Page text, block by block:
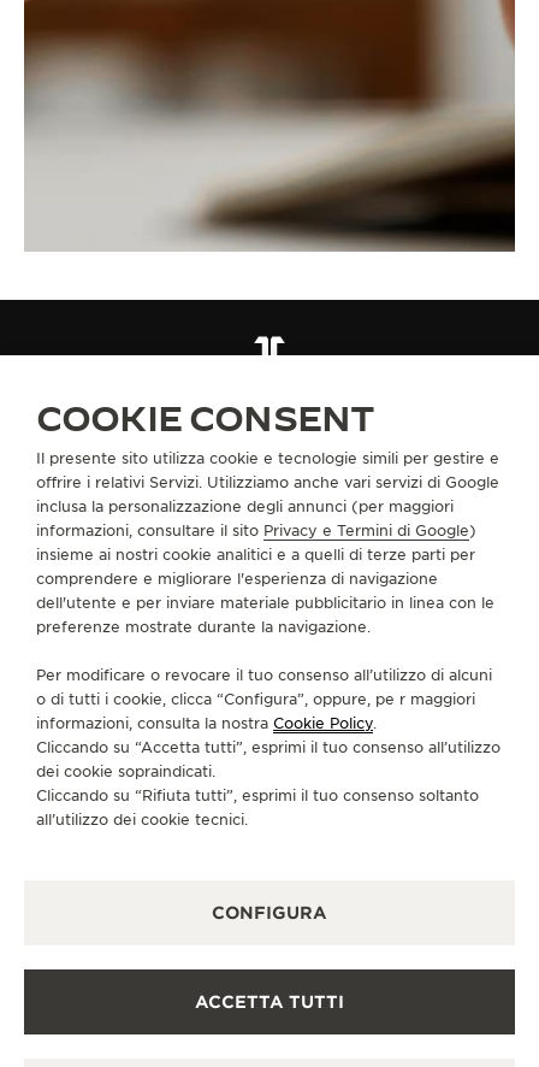
VAI ALLA PAGINA INSTAGRAM DI JAEGER-
VAI ALLA PAGINA LINKEDIN DI JAEGER-
VAI ALLA PAGINA FACEBOOK DI
VAI ALLA PAGINA YOUTUBE
VAI ALLA PAGINA
VAI ALLA PAGINA
ISCRIVERSI ALLA NEWSLETTER
INFORMAZIONI SU DI NOI
SERVIZI
CONTATTI
INFORMATIVA SUI COOKIE
COOKIE CONSENT
Il presente sito utilizza cookie e tecnologie simili per gestire e
offrire i relativi Servizi. Utilizziamo anche vari servizi di Google
inclusa la personalizzazione degli annunci (per maggiori
informazioni, consultare il sito Privacy e Termini di Google)
insieme ai nostri cookie analitici e a quelli di terze parti per
comprendere e migliorare l'esperienza di navigazione
dell'utente e per inviare materiale pubblicitario in linea con le
preferenze mostrate durante la navigazione.
Per modificare o revocare il tuo consenso all’utilizzo di alcuni
o di tutti i cookie, clicca “Configura”, oppure, pe r maggiori
informazioni, consulta la nostra Cookie Policy.
Cliccando su “Accetta tutti”, esprimi il tuo consenso all’utilizzo
dei cookie sopraindicati.
Cliccando su “Rifiuta tutti”, esprimi il tuo consenso soltanto
all’utilizzo dei cookie tecnici.
CONFIGURA
ACCETTA TUTTI